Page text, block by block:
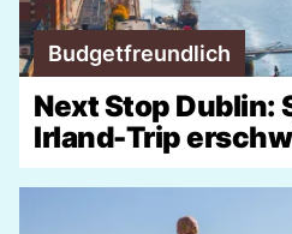
Budgetfreundlich
Next Stop Dublin:
Irland-Trip